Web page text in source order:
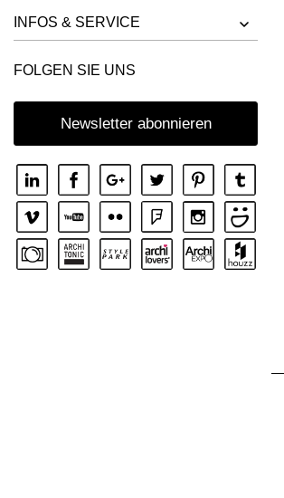
TISCH LOTUS
TISCH MARGO
TISCH MARGO ROUND
TISCH MARGO SELECT
TISCH MENA
TISCH MENA CONSOLE
TISCH MENA CONSOLE T
INFOS & SERVICE
FOLGEN SIE UNS
Newsletter abonnieren